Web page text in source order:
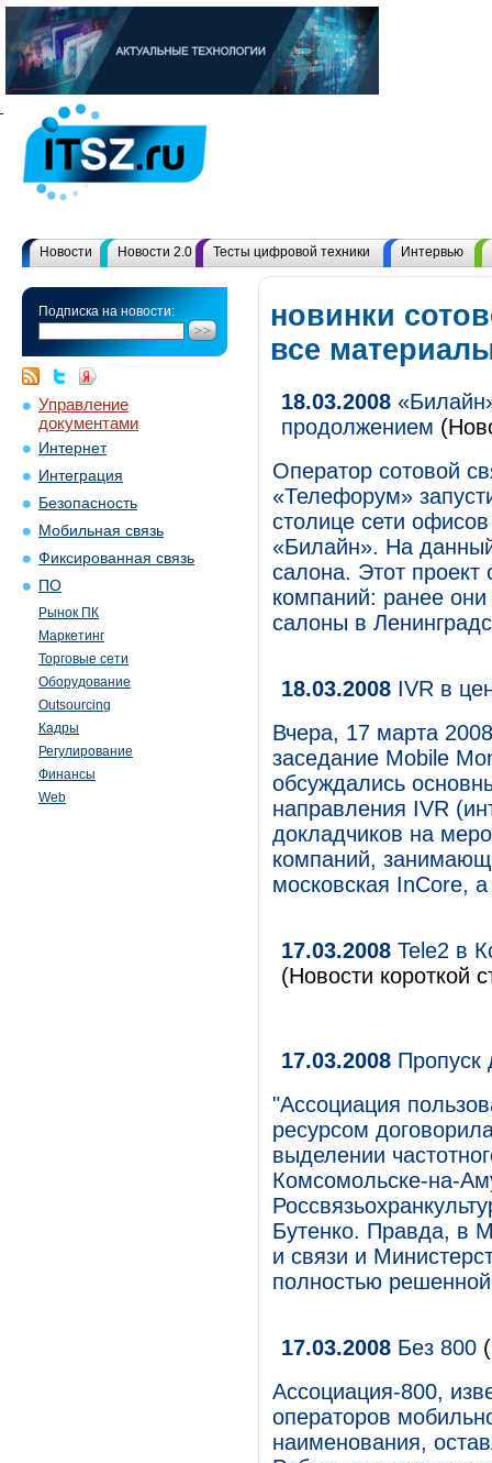
Новости Новости 2.0 Тесты цифровой техники Интервью
Подписка на новости:
Управление
документами
Интернет
Интеграция
Безопасность
Мобильная связь
Фиксированная связь
ПО
Рынок ПК
Маркетинг
Торговые сети
Оборудование
Outsourcing
Кадры
Регулирование
Финансы
Web
новинки
все
18.03.2008
продолжением
Оператор сотовой
«Телефорум»
столице сети
«Билайн». На
салона. Этот проект
компаний: ранее
салоны в
18.03.2008 IVR в
Вчера, 17 марта
заседание Mobile
обсуждались
направления IVR
докладчиков на
компаний,
московская InCore,
17.03.2008 Tele2 в
(Новости короткой
17.03.2008 Пропуск
"Ассоциация
ресурсом
выделении
Комсомольске-на-
Бутенко. Правда, в
и связи и
полностью
17.03.2008 Без 800
Ассоциация-800,
операторов
наименования,